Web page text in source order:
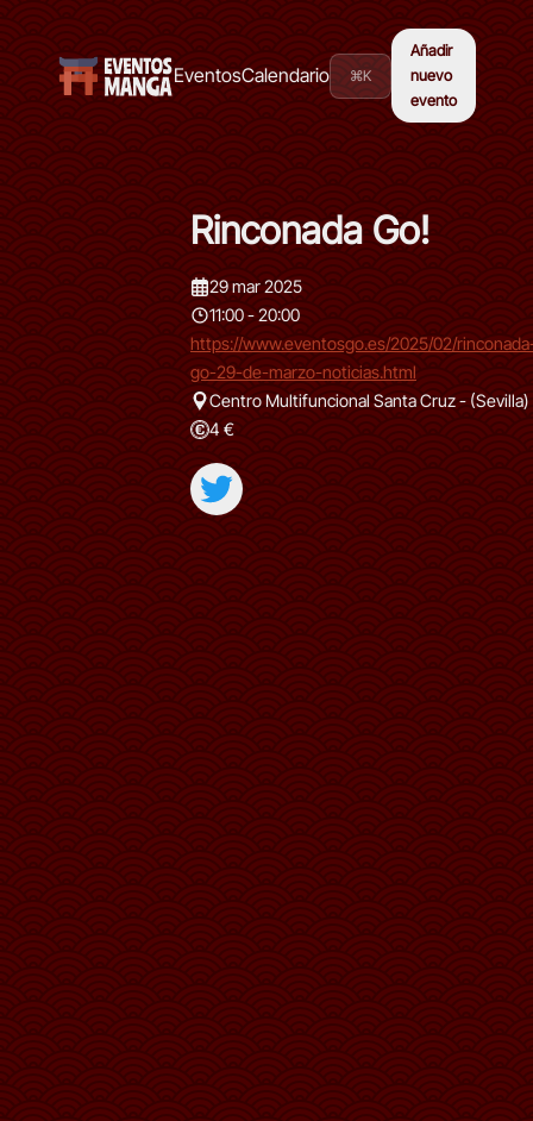
EventosCalendario ⌘K
Añadir
nuevo
evento
Rinconada Go!
29 mar 2025
11:00 - 20:00
https://www.eventosgo.es/2025/02/
go-29-de-marzo-noticias.html
Centro Multifuncional Santa Cruz - (Sevilla)
4 €